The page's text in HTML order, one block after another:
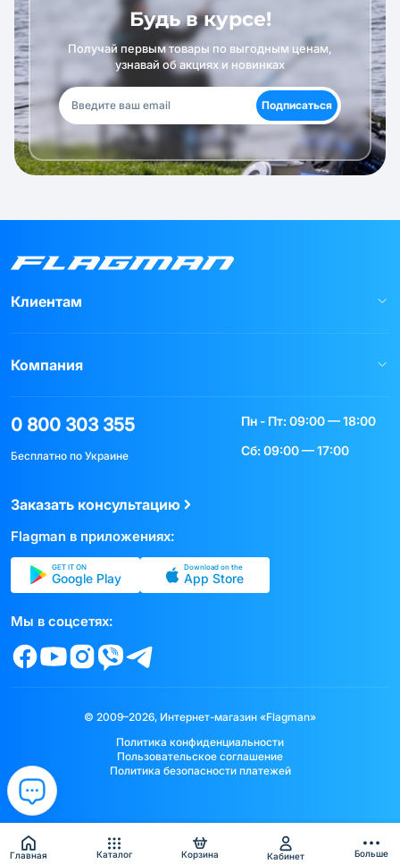
Главная Каталог Корзина Кабинет Больше
Будь в курсе!
Получай первым товары по выгодным ценам,
узнавай об акциях и новинках
Подписаться
Клиентам
Компания
0 800 303 355
Бесплатно по Украине
Пн - Пт: 09:00 — 18:00
Сб: 09:00 — 17:00
Заказать консультацию
Flagman в приложениях:
GET IT ON
Google Play
Download on the
App Store
Мы в соцсетях:
© 2009–2026, Интернет-магазин «Flagman»
Политика конфиденциальности
Пользовательское соглашение
Политика безопасности платежей